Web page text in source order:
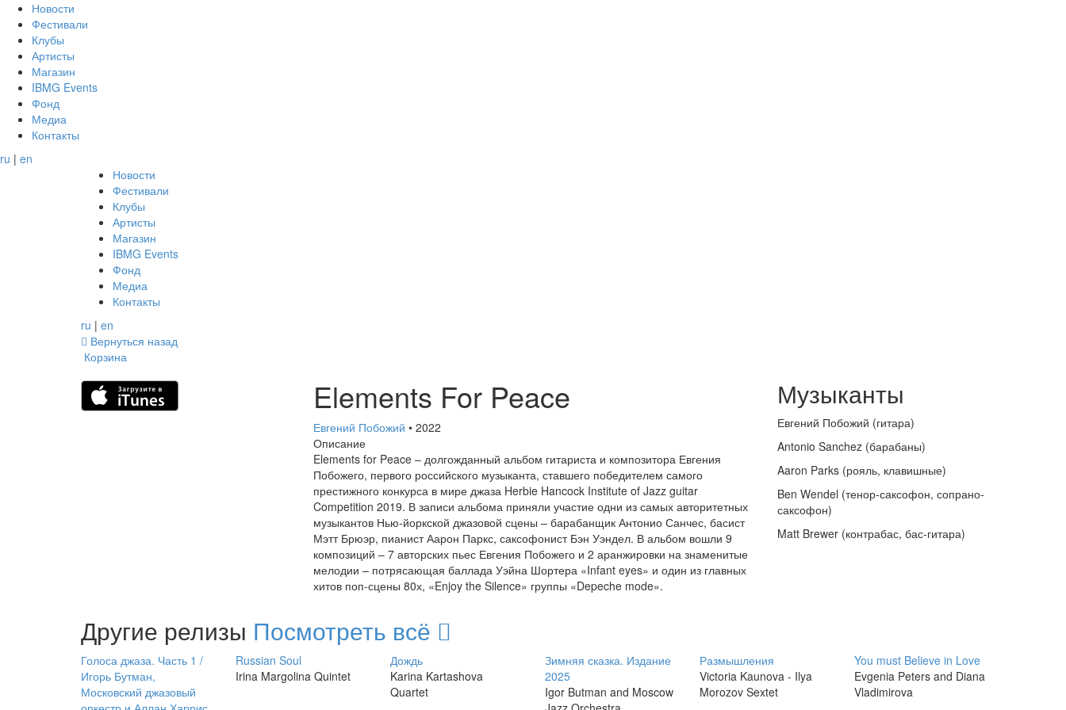
Новости
Фестивали
Клубы
Артисты
Магазин
IBMG Events
Фонд
Медиа
Контакты
ru | en
Новости
Фестивали
Клубы
Артисты
Магазин
IBMG Events
Фонд
Медиа
Контакты
ru | en
Вернуться назад
Корзина
Elements For Peace
Евгений Побожий • 2022
Описание
Elements for Peace – долгожданный альбом гитариста и композитора Евгения
Побожего, первого российского музыканта, ставшего победителем самого
престижного конкурса в мире джаза Herbie Hancock Institute of Jazz guitar
Competition 2019. В записи альбома приняли участие одни из самых авторитетных
музыкантов Нью-йоркской джазовой сцены – барабанщик Антонио Санчес, басист
Мэтт Брюэр, пианист Аарон Паркс, саксофонист Бэн Уэндел. В альбом вошли 9
композиций – 7 авторских пьес Евгения Побожего и 2 аранжировки на знаменитые
мелодии – потрясающая баллада Уэйна Шортера «Infant eyes» и один из главных
хитов поп-сцены 80х, «Enjoy the Silence» группы «Depeche mode».
Музыканты
Евгений Побожий (гитара)
Antonio Sanchez (барабаны)
Aaron Parks (рояль, клавишные)
Ben Wendel (тенор-саксофон, сопрано-
саксофон)
Matt Brewer (контрабас, бас-гитара)
Другие релизы Посмотреть всё
Голоса джаза. Часть 1 /
Игорь Бутман,
Московский джазовый
Russian Soul
Irina Margolina Quintet
Дождь
Karina Kartashova
Quartet
Зимняя сказка. Издание
2025
Igor Butman and Moscow
Размышления
Victoria Kaunova - Ilya
Morozov Sextet
You must Believe in Love
Evgenia Peters and Diana
Vladimirova